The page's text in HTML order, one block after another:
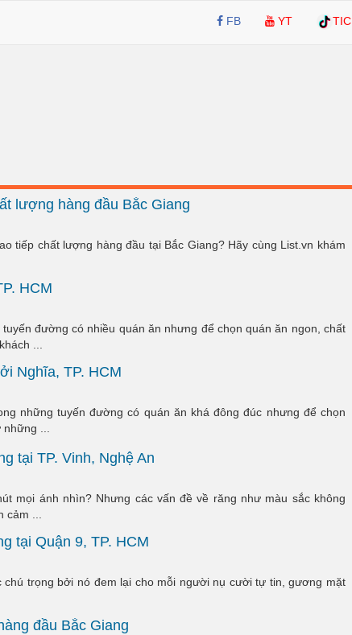
FB YT TIC
lượng hàng đầu Bắc Giang
tiếp chất lượng hàng đầu tại Bắc Giang? Hãy cùng List.vn khám
HCM
đường có nhiều quán ăn nhưng để chọn quán ăn ngon, chất
...
Nghĩa, TP. HCM
những tuyến đường có quán ăn khá đông đúc nhưng để chọn
...
tại TP. Vinh, Nghệ An
mọi ánh nhìn? Nhưng các vấn đề về răng như màu sắc không
...
tại Quận 9, TP. HCM
trọng bởi nó đem lại cho mỗi người nụ cười tự tin, gương mặt
đầu Bắc Giang